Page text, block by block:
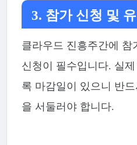
3. 참가 신청 및
클라우드 진흥주간에 참
신청이 필수입니다. 실
록 마감일이 있으니 반
을 서둘러야 합니다.